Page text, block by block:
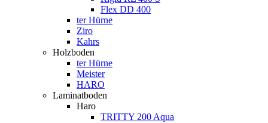
Flex DD 400
ter Hürne
Ziro
Kahrs
Holzboden
ter Hürne
Meister
HARO
Laminatboden
Haro
TRITTY 200 Aqua